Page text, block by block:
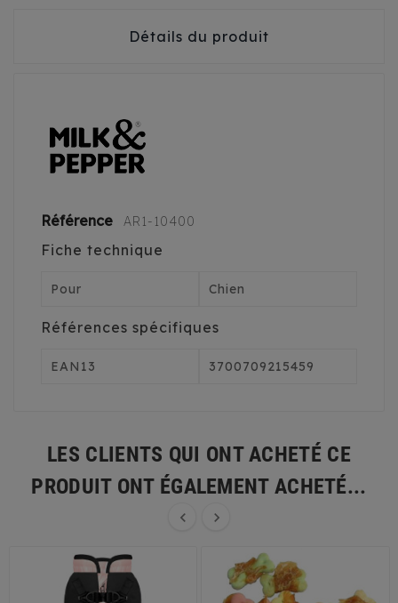
Détails du produit
Référence AR1-10400
Fiche technique
Pour Chien
Références spécifiques
EAN13 3700709215459
LES CLIENTS QUI ONT ACHETÉ CE
PRODUIT ONT ÉGALEMENT ACHETÉ...
 